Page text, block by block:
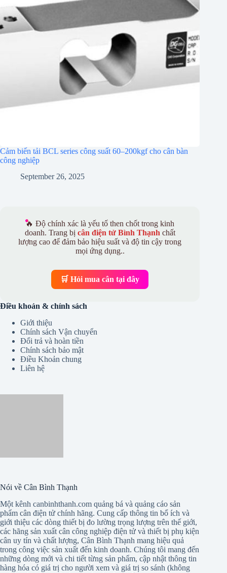
Cảm biến tải BCL series công suất 60–200kgf cho cân bàn
công nghiệp
September 26, 2025
🔥 Độ chính xác là yếu tố then chốt trong kinh
doanh. Trang bị cân điện tử Bình Thạnh chất
lượng cao để đảm bảo hiệu suất và độ tin cậy trong
mọi ứng dụng..
🛒 Hỏi mua cân tại đây
Điều khoản & chính sách
Giới thiệu
Chính sách Vận chuyển
Đổi trả và hoàn tiền
Chính sách bảo mật
Điều Khoản chung
Liên hệ
Nói về Cân Bình Thạnh
Một kênh canbinhthanh.com quảng bá và quảng cáo sản
phẩm cân điện tử chính hãng. Cung cấp thông tin bổ ích và
giới thiệu các dòng thiết bị đo lường trọng lượng trên thế giới,
các hãng sản xuất cân công nghiệp điện tử và thiết bị phụ kiện
cân uy tín và chất lượng, Cân Bình Thạnh mang hiệu quả
trong công việc sản xuất đến kinh doanh. Chúng tôi mang đến
những dòng mới và chi tiết từng sản phẩm, cập nhật thông tin
hàng hóa có giá trị cho người xem và giá trị so sánh (không